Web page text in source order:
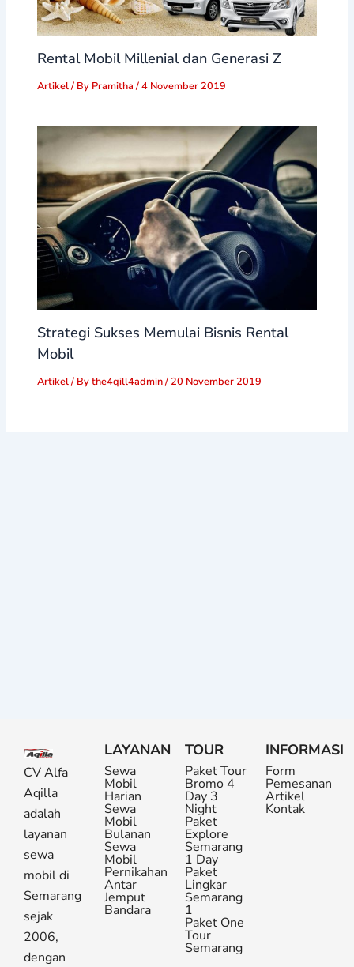
Rental Mobil Millenial dan Generasi Z
Artikel/ By Pramitha/4 November 2019
Strategi Sukses Memulai Bisnis Rental
Mobil
Artikel/ Bythe4qill4admin/ 20 November 2019
CV Alfa
Aqilla
adalah
layanan
sewa
mobil di
Semarang
sejak
2006,
dengan
LAYANAN
Sewa
Mobil
Harian
Sewa
Mobil
Bulanan
Sewa
Mobil
Pernikahan
Antar
Jemput
Bandara
TOUR
Paket Tour
Bromo 4
Day 3
Night
Paket
Explore
Semarang
1 Day
Paket
Lingkar
Semarang
1
Paket One
Tour
Semarang
INFORMASI
Form
Pemesanan
Artikel
Kontak